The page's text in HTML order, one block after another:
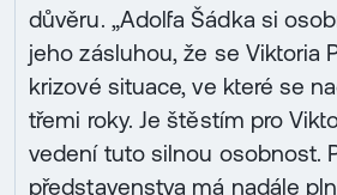
důvěru. „Adolfa Šádka si
jeho zásluhou, že se Viktoria
krizové situace, ve které se
třemi roky. Je štěstím pro
vedení tuto silnou osobnost.
představenstva má nadále